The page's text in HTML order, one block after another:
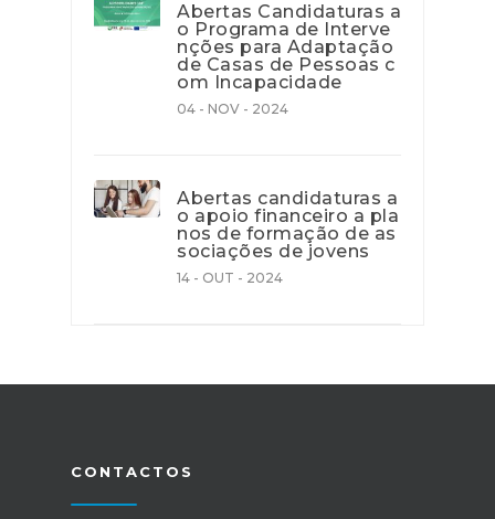
Abertas Candidaturas a
o Programa de Interve
nções para Adaptação
de Casas de Pessoas c
om Incapacidade
04 - NOV - 2024
Abertas candidaturas a
o apoio financeiro a pla
nos de formação de as
sociações de jovens
14 - OUT - 2024
CONTACTOS